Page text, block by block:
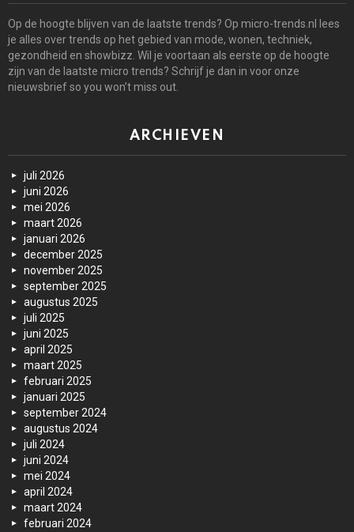
Op de hoogte blijven van de laatste trends? Op micro-trends.nl lees
je alles over trends op het gebied van mode, wonen, techniek,
gezondheid en showbizz. Wil je voortaan als eerste op de hoogte
zijn van de laatste micro trends? Schrijf je dan in voor onze
nieuwsbrief so you won’t miss out.
ARCHIEVEN
juli 2026
juni 2026
mei 2026
maart 2026
januari 2026
december 2025
november 2025
september 2025
augustus 2025
juli 2025
juni 2025
april 2025
maart 2025
februari 2025
januari 2025
september 2024
augustus 2024
juli 2024
juni 2024
mei 2024
april 2024
maart 2024
februari 2024